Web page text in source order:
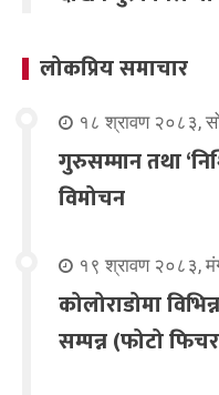
लोकप्रिय समाचार
१८ श्रावण २०८३,
गुरुसम्मान तथा
विमोचन
१९ श्रावण २०८३,
कोलोराडोमा
सम्पन्न (फोटो